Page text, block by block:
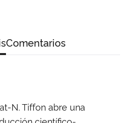
Comentarios
N. Tiffon abre una